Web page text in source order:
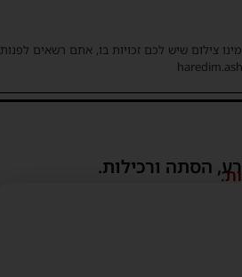
צילום שיש לכם זכויות בו, אתם רשאים לפנות
הסתה ורכילות.